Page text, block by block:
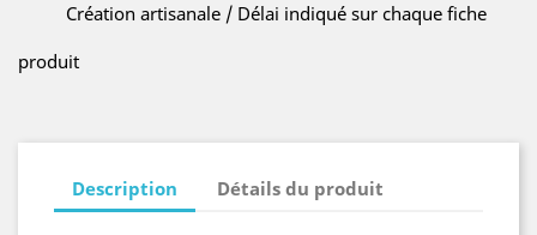
Création artisanale / Délai indiqué sur chaque fiche
produit
Description Détails du produit